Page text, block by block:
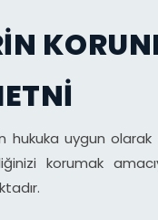
hukuka uygun
korumak